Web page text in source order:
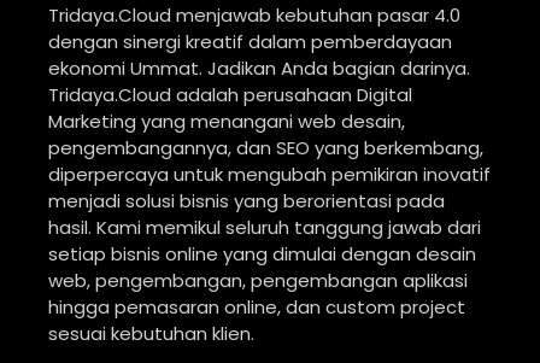
Tridaya.Cloud menjawab kebutuhan pasar 4.0
dengan sinergi kreatif dalam pemberdayaan
ekonomi Ummat. Jadikan Anda bagian darinya.
Tridaya.Cloud adalah perusahaan Digital
Marketing yang menangani web desain,
pengembangannya, dan SEO yang berkembang,
diperpercaya untuk mengubah pemikiran inovatif
menjadi solusi bisnis yang berorientasi pada
hasil. Kami memikul seluruh tanggung jawab dari
setiap bisnis online yang dimulai dengan desain
web, pengembangan, pengembangan aplikasi
hingga pemasaran online, dan custom project
sesuai kebutuhan klien.